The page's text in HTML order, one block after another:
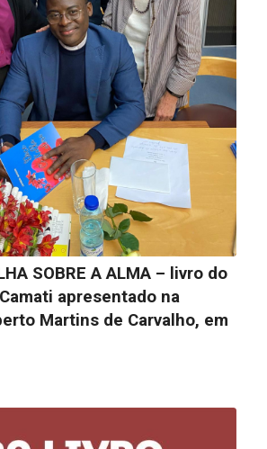
SOBRE A ALMA – livro do
apresentado na
Martins de Carvalho, em